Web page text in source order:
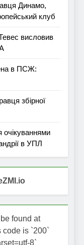
Динамо,
клуб
висловив
в ПСЖ:
збірної
в УПЛ
found at
code is `200`
8`